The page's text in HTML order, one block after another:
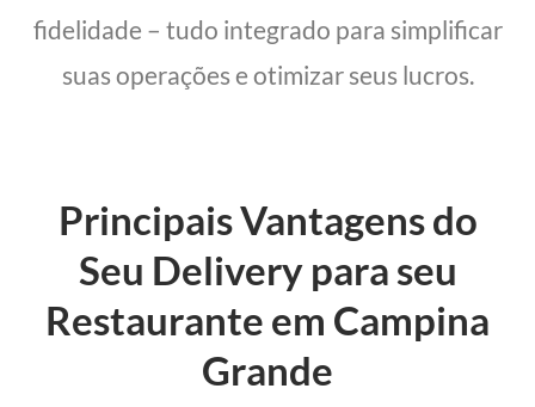
fidelidade – tudo integrado para simplificar
suas operações e otimizar seus lucros.
Principais Vantagens do
Seu Delivery para seu
Restaurante em Campina
Grande